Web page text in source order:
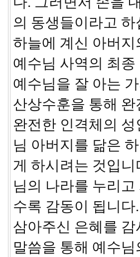
의 동생들이라고
하늘에 계신 아버
예수님 사역의 최
예수님을 잘 아는
산상수훈을 통해
완전한 인격체의
님 아버지를 닮은
게 하시려는 것입
님의 나라를 누리
수록 감동이 됩니
삼아주신 은혜를
말씀을 통해 예수